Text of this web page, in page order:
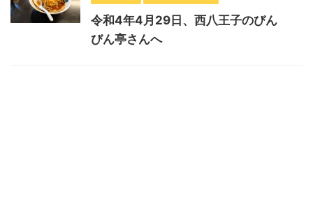
令和4年4月29日、西八王子のびん
びん亭さんへ